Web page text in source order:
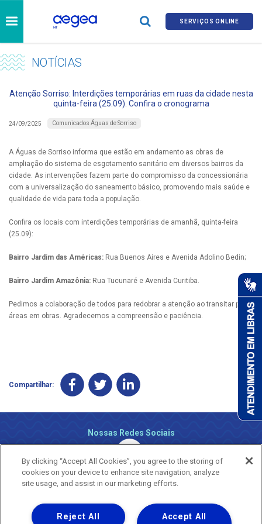
SERVIÇOS ONLINE
NOTÍCIAS
Atenção Sorriso: Interdições temporárias em ruas da cidade nesta
quinta-feira (25.09). Confira o cronograma
24/09/2025 Comunicados Águas de Sorriso
A Águas de Sorriso informa que estão em andamento as obras de
ampliação do sistema de esgotamento sanitário em diversos bairros da
cidade. As intervenções fazem parte do compromisso da concessionária
com a universalização do saneamento básico, promovendo mais saúde e
qualidade de vida para toda a população.
Confira os locais com interdições temporárias de amanhã, quinta-feira
(25.09):
Bairro Jardim das Américas: Rua Buenos Aires e Avenida Adolino Bedin;
Bairro Jardim Amazônia: Rua Tucunaré e Avenida Curitiba.
Pedimos a colaboração de todos para redobrar a atenção ao transitar pelas
áreas em obras. Agradecemos a compreensão e paciência.
Compartilhar:
Nossas Redes Sociais
Uma empresa
By clicking “Accept All Cookies”, you agree to the storing of
cookies on your device to enhance site navigation, analyze
site usage, and assist in our marketing efforts.
Accept All
Reject All